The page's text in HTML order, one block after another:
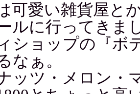
可愛い雑貨屋と
ルに行ってきま
ショップの『ボ
なぁ。
ッツ・メロン・